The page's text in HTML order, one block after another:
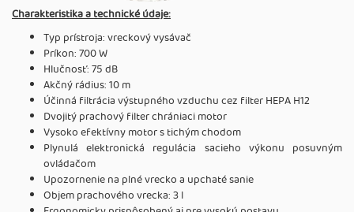
Charakteristika a technické údaje:
Typ prístroja: vreckový vysávač
Príkon: 700 W
Hlučnosť: 75 dB
Akčný rádius: 10 m
Účinná filtrácia výstupného vzduchu cez filter HEPA H12
Dvojitý prachový filter chrániaci motor
Vysoko efektívny motor s tichým chodom
Plynulá elektronická regulácia sacieho výkonu posuvným
ovládačom
Upozornenie na plné vrecko a upchaté sanie
Objem prachového vrecka: 3 l